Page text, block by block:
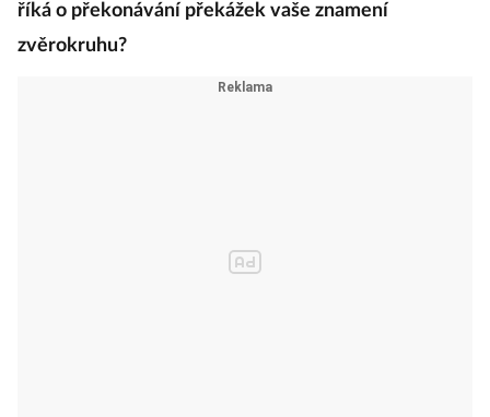
říká o překonávání překážek vaše znamení
zvěrokruhu?